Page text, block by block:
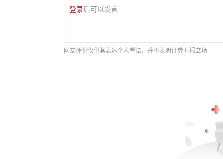
登录后可以发言
网友评论仅供其表达个人看法，并不表明证券时报立场